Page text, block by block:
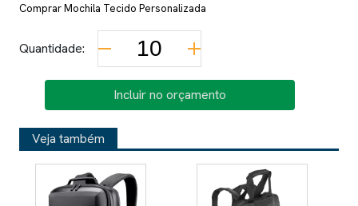
Comprar Mochila Tecido Personalizada
Quantidade:
Incluir no orçamento
Veja também